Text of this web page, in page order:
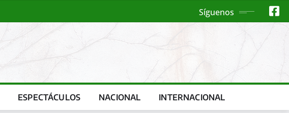
Síguenos
ESPECTÁCULOS NACIONAL INTERNACIONAL